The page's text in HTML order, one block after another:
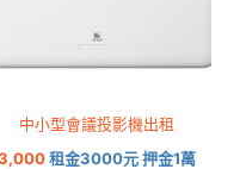
中小型會議投影機出租
租金3000元 押金1萬